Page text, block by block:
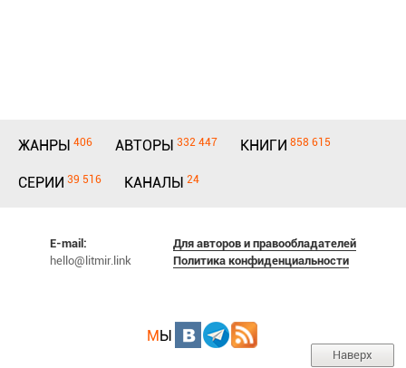
ЖАНРЫ 406 АВТОРЫ 332 447 КНИГИ 858 615
СЕРИИ 39 516 КАНАЛЫ 24
E-mail:
hello@litmir.link
Для авторов и правообладателей
Политика конфиденциальности
МЫ
Наверх